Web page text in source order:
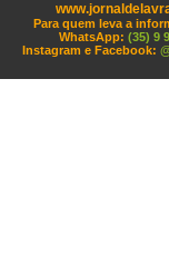
Para quem leva a
WhatsApp: (35) 9
Instagram e Facebook: